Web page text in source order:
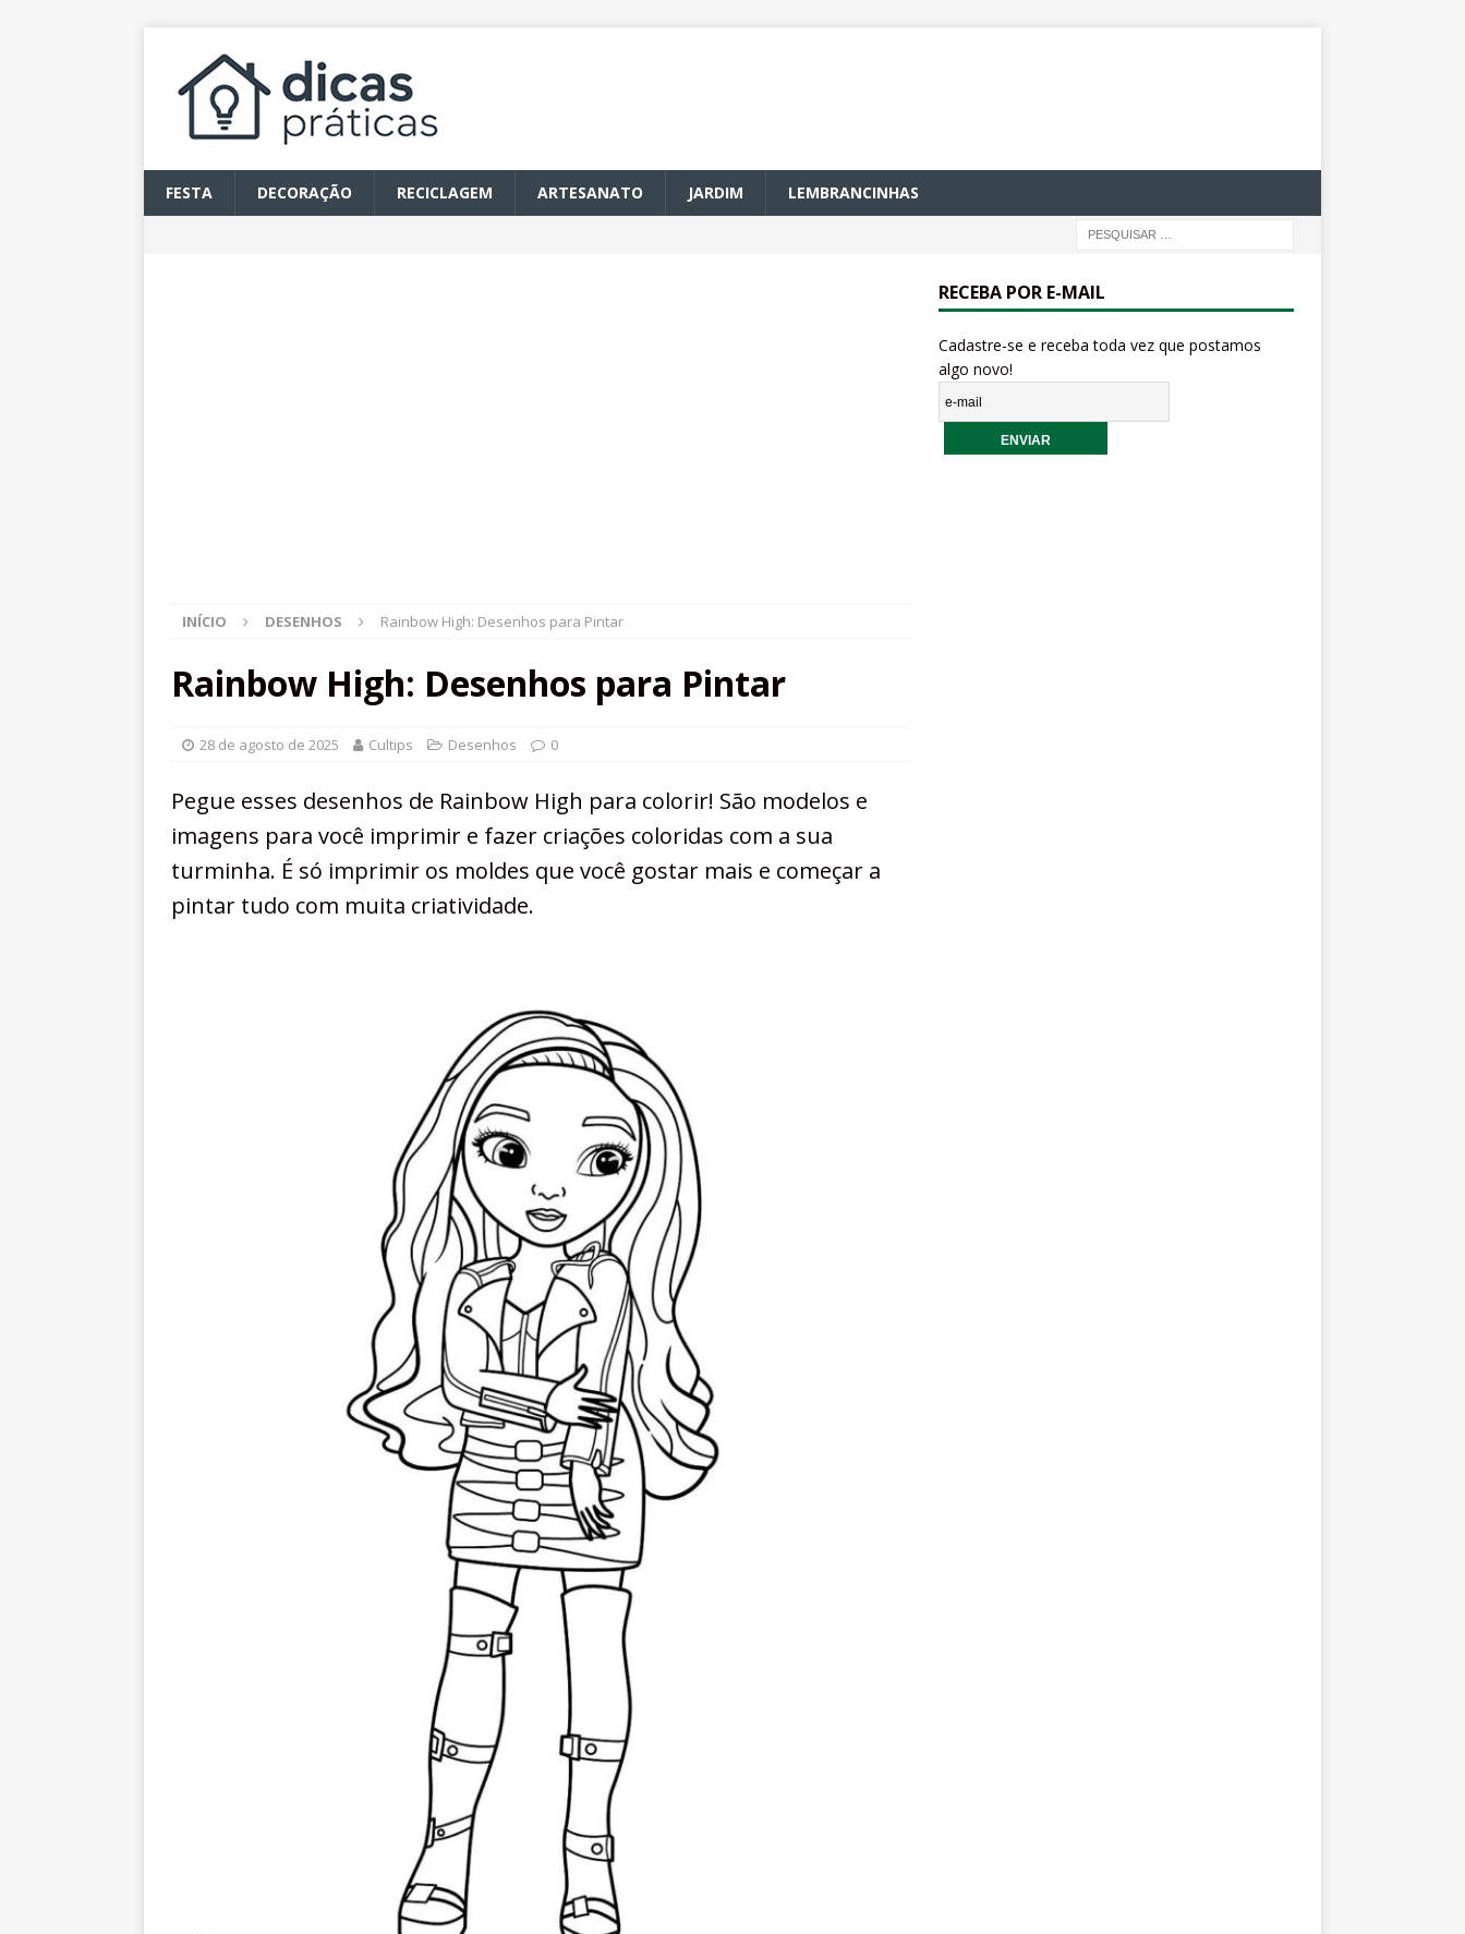
FESTA DECORAÇÃO RECICLAGEM ARTESANATO JARDIM LEMBRANCINHAS
INÍCIO DESENHOS Rainbow High: Desenhos para Pintar
Rainbow High: Desenhos para Pintar
28 de agosto de 2025 Cultips Desenhos 0
Pegue esses desenhos de Rainbow High para colorir! São modelos e
imagens para você imprimir e fazer criações coloridas com a sua
turminha. É só imprimir os moldes que você gostar mais e começar a
pintar tudo com muita criatividade.
RECEBA POR E-MAIL
Cadastre-se e receba toda vez que postamos
algo novo!